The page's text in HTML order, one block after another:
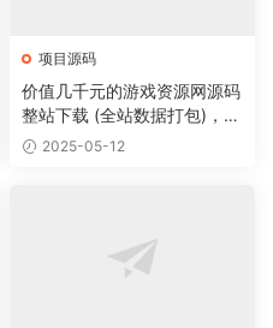
项目源码
价值几千元的游戏资源网源码
整站下载 (全站数据打包)，数
据里面有200多个宝贝。
2025-05-12